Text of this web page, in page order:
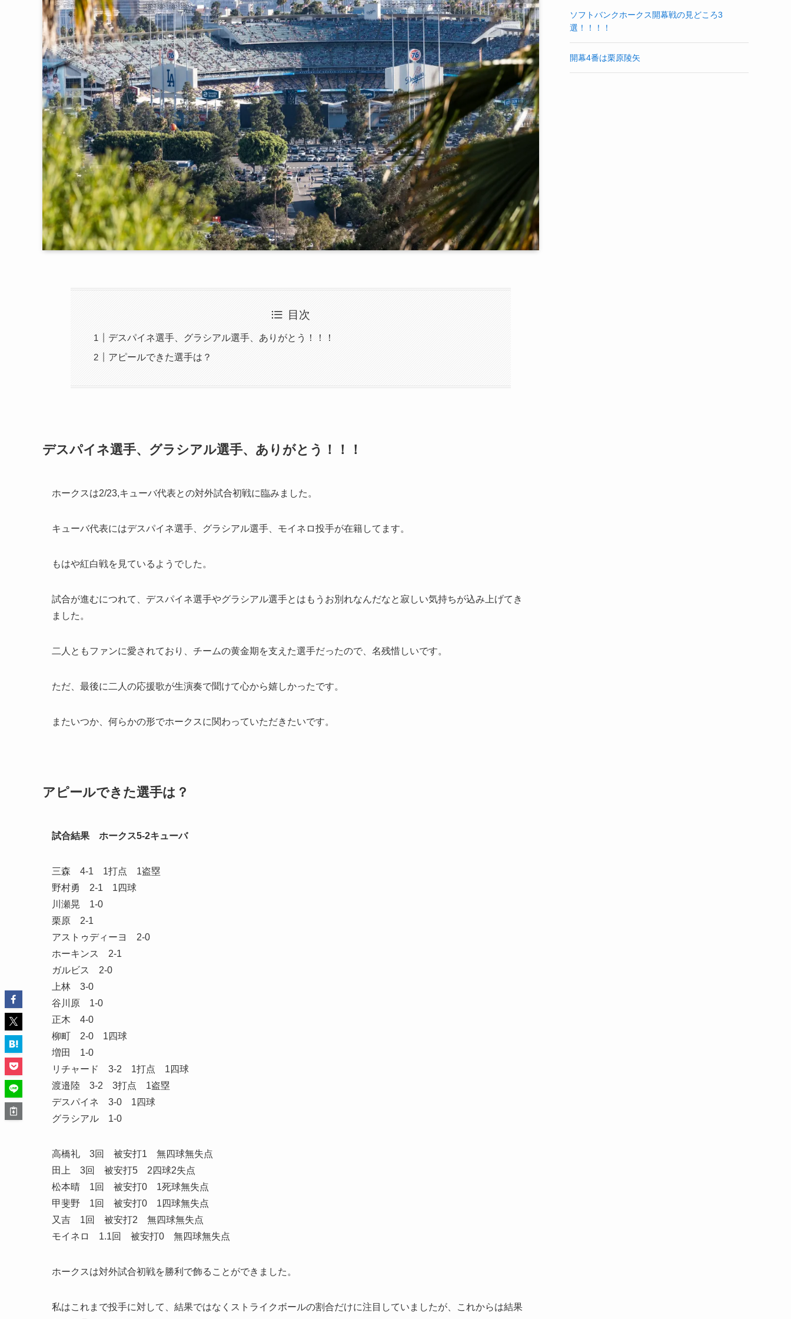
目次
デスパイネ選手、グラシアル選手、ありがとう！！！
アピールできた選手は？
デスパイネ選手、グラシアル選手、ありがとう！！！
ホークスは2/23,キューバ代表との対外試合初戦に臨みました。
キューバ代表にはデスパイネ選手、グラシアル選手、モイネロ投手が在籍してます。
もはや紅白戦を見ているようでした。
試合が進むにつれて、デスパイネ選手やグラシアル選手とはもうお別れなんだなと寂しい気持ちが込み上げてき
ました。
二人ともファンに愛されており、チームの黄金期を支えた選手だったので、名残惜しいです。
ただ、最後に二人の応援歌が生演奏で聞けて心から嬉しかったです。
またいつか、何らかの形でホークスに関わっていただきたいです。
アピールできた選手は？
試合結果 ホークス5-2キューバ
三森 4-1 1打点 1盗塁
野村勇 2-1 1四球
川瀬晃 1-0
栗原 2-1
アストゥディーヨ 2-0
ホーキンス 2-1
ガルビス 2-0
上林 3-0
谷川原 1-0
正木 4-0
柳町 2-0 1四球
増田 1-0
リチャード 3-2 1打点 1四球
渡邉陸 3-2 3打点 1盗塁
デスパイネ 3-0 1四球
グラシアル 1-0
高橋礼 3回 被安打1 無四球無失点
田上 3回 被安打5 2四球2失点
松本晴 1回 被安打0 1死球無失点
甲斐野 1回 被安打0 1四球無失点
又吉 1回 被安打2 無四球無失点
モイネロ 1.1回 被安打0 無四球無失点
ホークスは対外試合初戦を勝利で飾ることができました。
私はこれまで投手に対して、結果ではなくストライクボールの割合だけに注目していましたが、これからは結果
ソフトバンクホークス開幕戦の見どころ3
選！！！！
開幕4番は栗原陵矢